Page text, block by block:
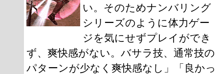
い。そのためナンバリング
シリーズのように体力ゲー
ジを気にせずプレイができ
ず、爽快感がない。バサラ技、通常技の
パターンが少なく爽快感なし」「良かっ